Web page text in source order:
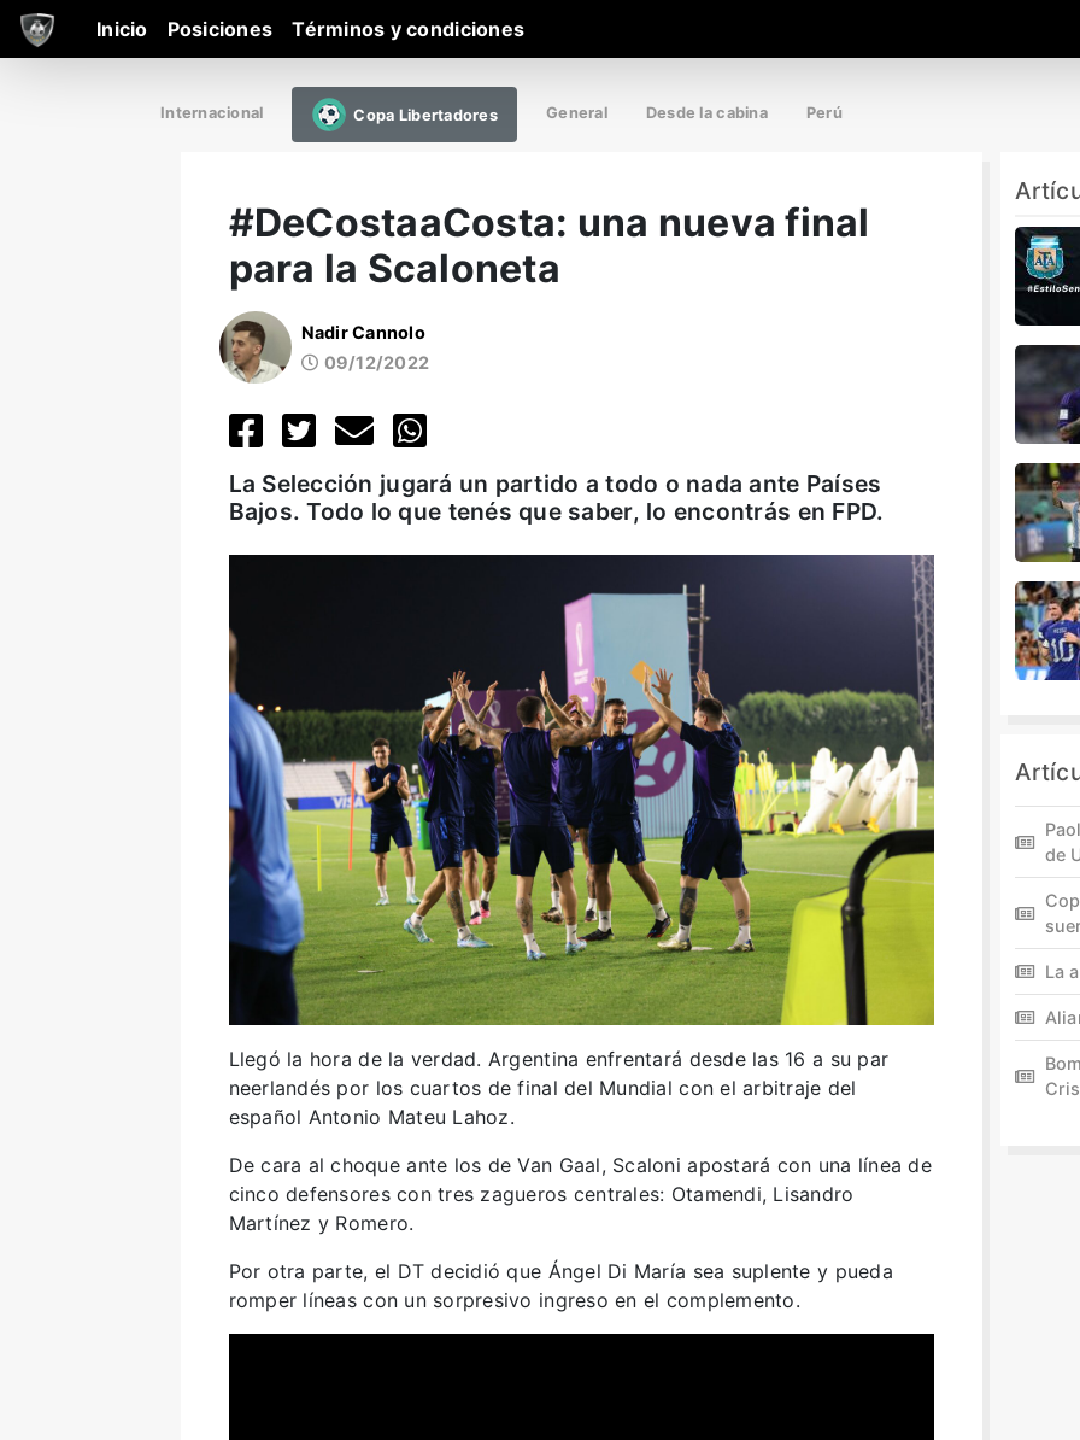
Inicio Posiciones Términos y condiciones
Internacional Copa Libertadores General Desde la cabina Perú
#DeCostaaCosta: una nueva final
para la Scaloneta
Nadir Cannolo
09/12/2022
La Selección jugará un partido a todo o nada ante Países
Bajos. Todo lo que tenés que saber, lo encontrás en FPD.
Llegó la hora de la verdad. Argentina enfrentará desde las 16 a su par
neerlandés por los cuartos de final del Mundial con el arbitraje del
español Antonio Mateu Lahoz.
De cara al choque ante los de Van Gaal, Scaloni apostará con una línea de
cinco defensores con tres zagueros centrales: Otamendi, Lisandro
Martínez y Romero.
Por otra parte, el DT decidió que Ángel Di María sea suplente y pueda
romper líneas con un sorpresivo ingreso en el complemento.
de
La